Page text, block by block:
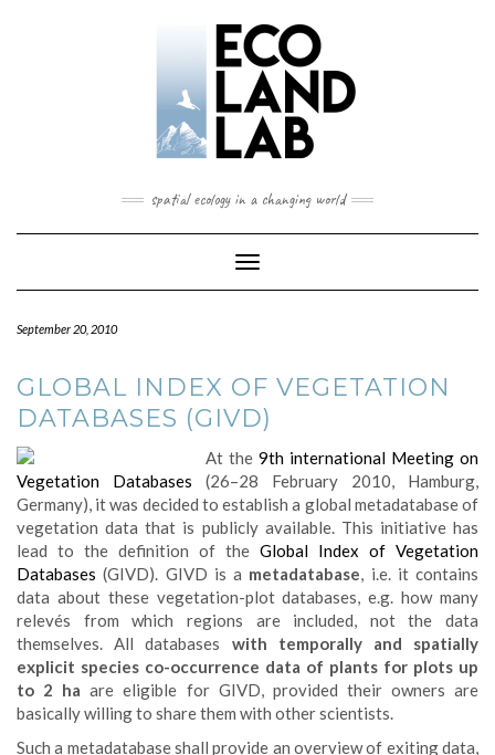
spatial ecology in a changing world
Toggle
Navigation
September 20, 2010
GLOBAL INDEX OF VEGETATION
DATABASES (GIVD)
At the 9th international Meeting on
Vegetation Databases (26–28 February 2010, Hamburg,
Germany), it was decided to establish a global metadatabase of
vegetation data that is publicly available. This initiative has
lead to the definition of the Global Index of Vegetation
Databases (GIVD). GIVD is a metadatabase, i.e. it contains
data about these vegetation-plot databases, e.g. how many
relevés from which regions are included, not the data
themselves. All databases with temporally and spatially
explicit species co-occurrence data of plants for plots up
to 2 ha are eligible for GIVD, provided their owners are
basically willing to share them with other scientists.
Such a metadatabase shall provide an overview of exiting data,